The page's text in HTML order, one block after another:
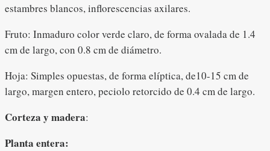
estambres blancos, inflorescencias axilares.
Fruto: Inmaduro color verde claro, de forma ovalada de 1.4
cm de largo, con 0.8 cm de diámetro.
Hoja: Simples opuestas, de forma elíptica, de10-15 cm de
largo, margen entero, peciolo retorcido de 0.4 cm de largo.
Corteza y madera:
Planta entera: